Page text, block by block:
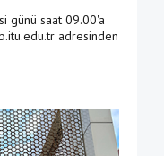
günü saat 09.00'a
adresinden